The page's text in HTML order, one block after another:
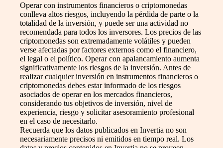
Operar con instrumentos financieros o criptomonedas
conlleva altos riesgos, incluyendo la pérdida de parte o la
totalidad de la inversión, y puede ser una actividad no
recomendada para todos los inversores. Los precios de las
criptomonedas son extremadamente volátiles y pueden
verse afectadas por factores externos como el financiero,
el legal o el político. Operar con apalancamiento aumenta
significativamente los riesgos de la inversión. Antes de
realizar cualquier inversión en instrumentos financieros o
criptomonedas debes estar informado de los riesgos
asociados de operar en los mercados financieros,
considerando tus objetivos de inversión, nivel de
experiencia, riesgo y solicitar asesoramiento profesional
en el caso de necesitarlo.
Recuerda que los datos publicados en Invertia no son
necesariamente precisos ni emitidos en tiempo real. Los